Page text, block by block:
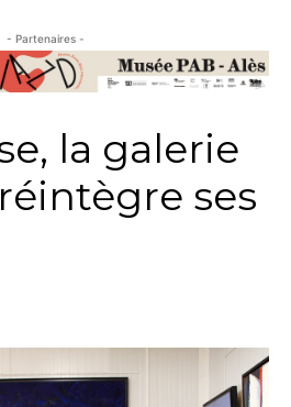
- Partenaires -
la galerie
ses